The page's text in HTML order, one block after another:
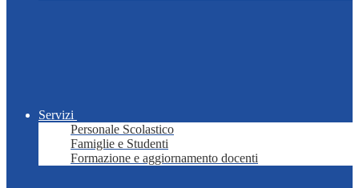
Servizi
Personale Scolastico
Famiglie e Studenti
Formazione e aggiornamento docenti